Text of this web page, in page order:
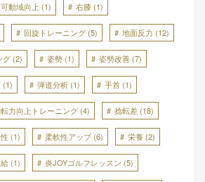
可動域向上 (1) 右膝 (1)
回旋トレーニング (5) 地面反力 (12)
グ (2) 姿勢 (1) 姿勢改善 (7)
(1) 弾道分析 (1) 手首 (1)
力向上トレーニング (4) 捻転差 (18)
(1) 柔軟性アップ(6) 栄養 (2)
(1) 炎JOYゴルフレッスン (5)